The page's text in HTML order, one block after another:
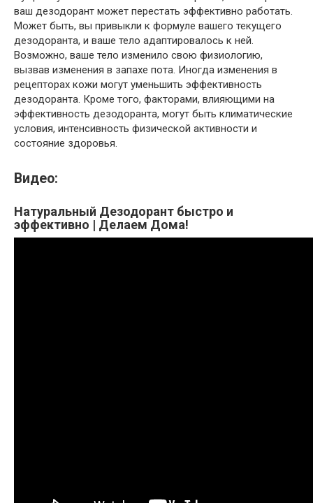
ваш дезодорант может перестать эффективно работать.
Может быть, вы привыкли к формуле вашего текущего
дезодоранта, и ваше тело адаптировалось к ней.
Возможно, ваше тело изменило свою физиологию,
вызвав изменения в запахе пота. Иногда изменения в
рецепторах кожи могут уменьшить эффективность
дезодоранта. Кроме того, факторами, влияющими на
эффективность дезодоранта, могут быть климатические
условия, интенсивность физической активности и
состояние здоровья.
Видео:
Натуральный Дезодорант быстро и
эффективно | Делаем Дома!